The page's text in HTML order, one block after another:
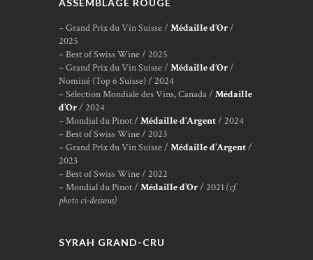
ASSEMBLAGE ROUGE
– Grand Prix du Vin Suisse / Médaille d’Or/
2025
– Best of Swiss Wine / 2025
– Grand Prix du Vin Suisse / Médaille d’Or/
Nominé (Top 6 Suisse) / 2024
– Sélection Mondiale des Vins, Canada / Médaille
d’Or/ 2024
– Mondial du Pinot / Médaille d’Argent/ 2024
– Best of Swiss Wine / 2023
– Grand Prix du Vin Suisse / Médaille d’Argent/
2023
– Best of Swiss Wine / 2022
– Mondial du Pinot / Médaille d’Or/ 2021 (cf.
photo ci-dessous)
SYRAH GRAND-CRU